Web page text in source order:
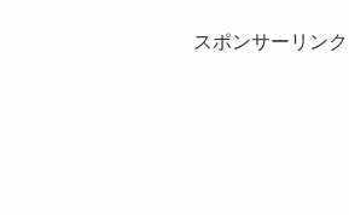
スポンサーリンク